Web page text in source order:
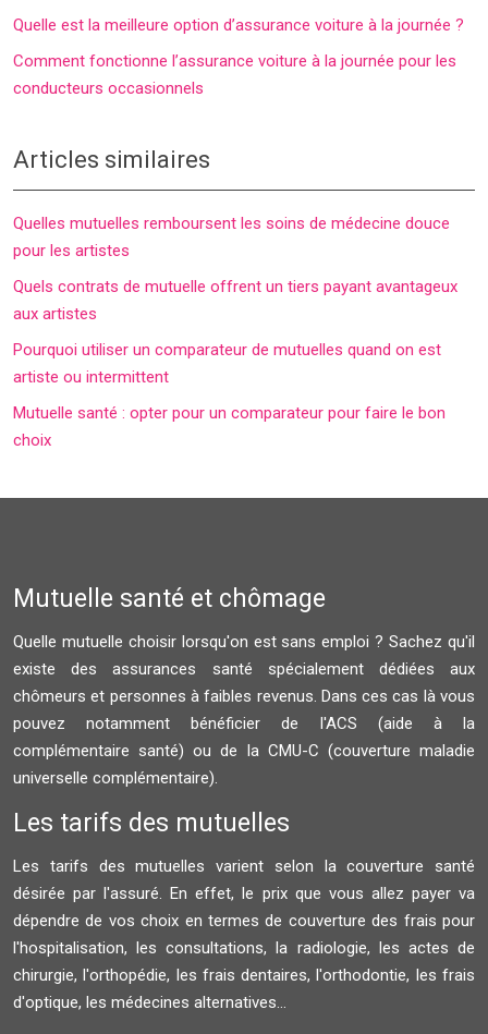
Quelle est la meilleure option d’assurance voiture à la journée ?
Comment fonctionne l’assurance voiture à la journée pour les
conducteurs occasionnels
Articles similaires
Quelles mutuelles remboursent les soins de médecine douce
pour les artistes
Quels contrats de mutuelle offrent un tiers payant avantageux
aux artistes
Pourquoi utiliser un comparateur de mutuelles quand on est
artiste ou intermittent
Mutuelle santé : opter pour un comparateur pour faire le bon
choix
Mutuelle santé et chômage
Quelle mutuelle choisir lorsqu'on est sans emploi ? Sachez qu'il
existe des assurances santé spécialement dédiées aux
chômeurs et personnes à faibles revenus. Dans ces cas là vous
pouvez notamment bénéficier de l'ACS (aide à la
complémentaire santé) ou de la CMU-C (couverture maladie
universelle complémentaire).
Les tarifs des mutuelles
Les tarifs des mutuelles varient selon la couverture santé
désirée par l'assuré. En effet, le prix que vous allez payer va
dépendre de vos choix en termes de couverture des frais pour
l'hospitalisation, les consultations, la radiologie, les actes de
chirurgie, l'orthopédie, les frais dentaires, l'orthodontie, les frais
d'optique, les médecines alternatives...